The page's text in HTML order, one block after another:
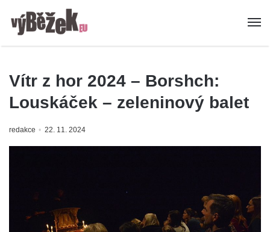
Vítr z hor 2024 – Borshch:
Louskáček – zeleninový balet
redakce 22. 11. 2024